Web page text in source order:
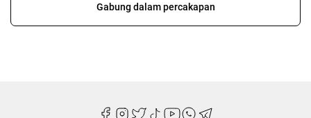
Gabung dalam percakapan